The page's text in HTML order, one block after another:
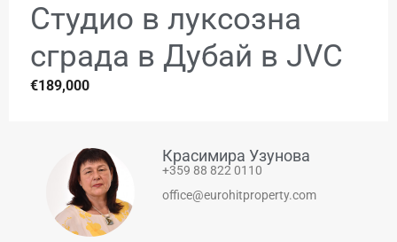
Студио в луксозна
сграда в Дубай в JVC
€189,000
Красимира Узунова
+359 88 822 0110
office@eurohitproperty.com